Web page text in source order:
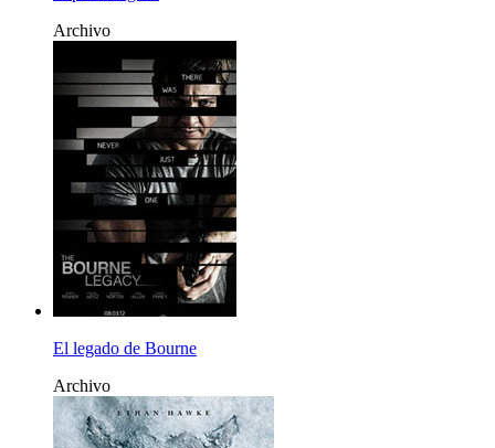
Archivo
El legado de Bourne
Archivo